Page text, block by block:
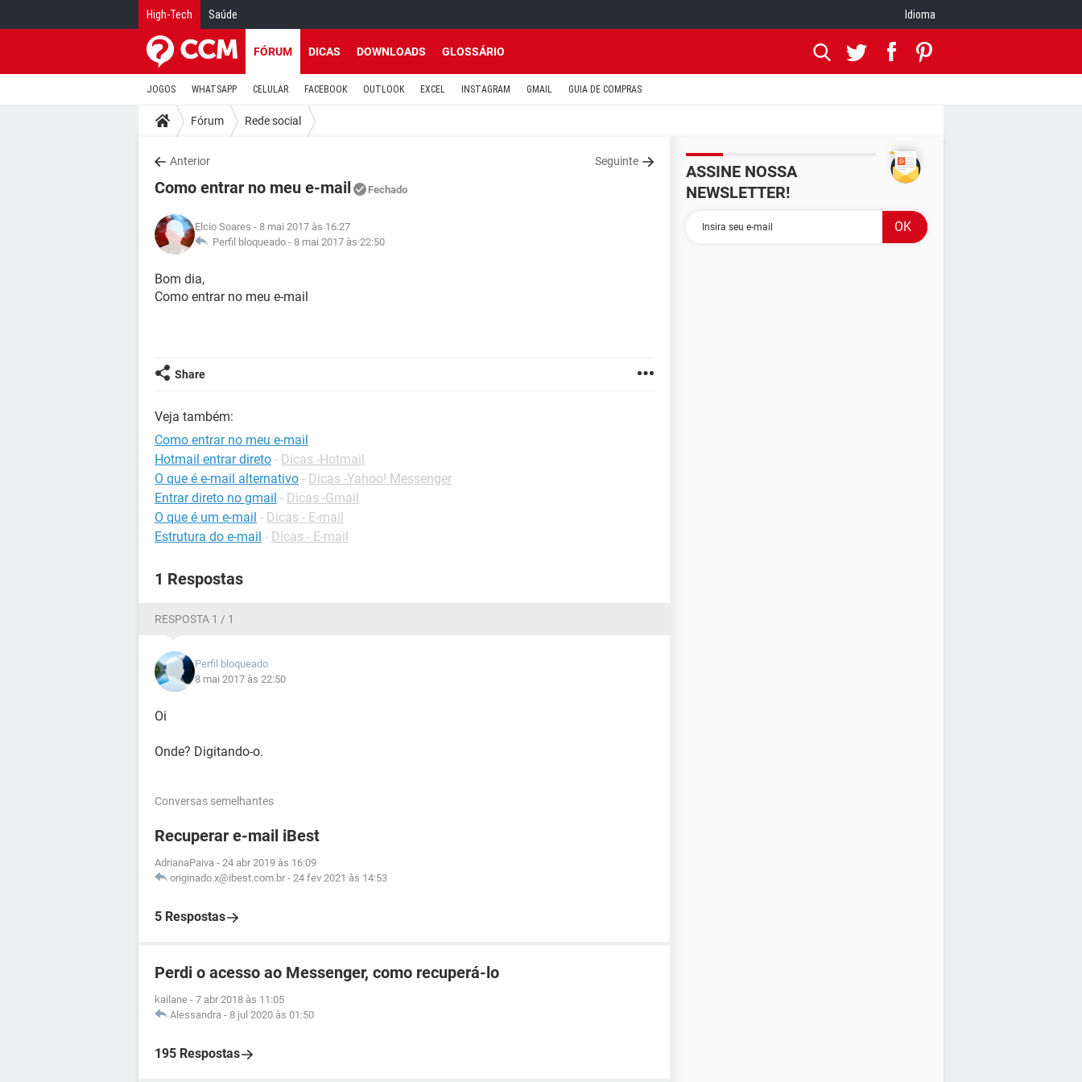
High-Tech Saúde Idioma
FÓRUM DICAS DOWNLOADS GLOSSÁRIO
JOGOS WHATSAPP CELULAR FACEBOOK OUTLOOK EXCEL INSTAGRAM GMAIL GUIA DE COMPRAS
Fórum Rede social
Anterior Seguinte
Como entrar no meu e-mail Fechado
Elcio Soares - 8 mai 2017 às 16:27
Perfil bloqueado - 8 mai 2017 às 22:50
Bom dia,
Como entrar no meu e-mail
Share
Veja também:
Como entrar no meu e-mail
Hotmail entrar direto - Dicas -Hotmail
O que é e-mail alternativo - Dicas -Yahoo! Messenger
Entrar direto no gmail - Dicas -Gmail
O que é um e-mail - Dicas - E-mail
Estrutura do e-mail - Dicas - E-mail
1 Respostas
RESPOSTA 1 / 1
Perfil bloqueado
8 mai 2017 às 22:50
Oi
Onde? Digitando-o.
Conversas semelhantes
Recuperar e-mail iBest
AdrianaPaiva - 24 abr 2019 às 16:09
originado.x@ibest.com.br - 24 fev 2021 às 14:53
5 Respostas
Perdi o acesso ao Messenger, como recuperá-lo
kailane - 7 abr 2018 às 11:05
Alessandra - 8 jul 2020 às 01:50
195 Respostas
ASSINE NOSSA
NEWSLETTER!